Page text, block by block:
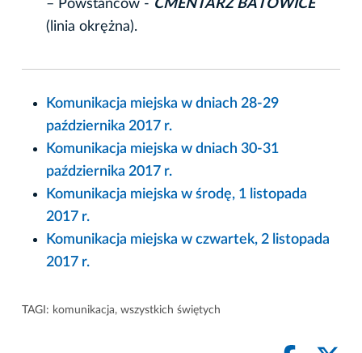
– Powstańców - CMENTARZ BATOWICE
(linia okrężna).
Komunikacja miejska w dniach 28-29
października 2017 r.
Komunikacja miejska w dniach 30-31
października 2017 r.
Komunikacja miejska w środę, 1 listopada
2017 r.
Komunikacja miejska w czwartek, 2 listopada
2017 r.
TAGI: komunikacja, wszystkich świętych